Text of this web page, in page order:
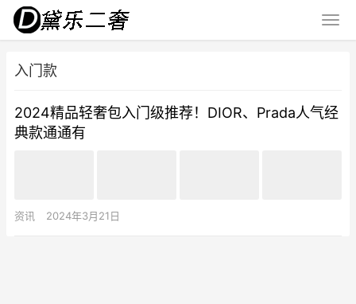
入门款
2024精品轻奢包入门级推荐！DIOR、Prada人气经
典款通通有
资讯 2024年3月21日